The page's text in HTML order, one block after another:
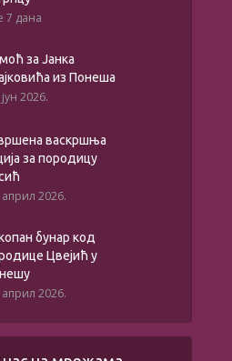
7 дана
за Јанка
из Понеша
2026.
васкршња
за породицу
2026.
бунар код
Цвејић у
2026.